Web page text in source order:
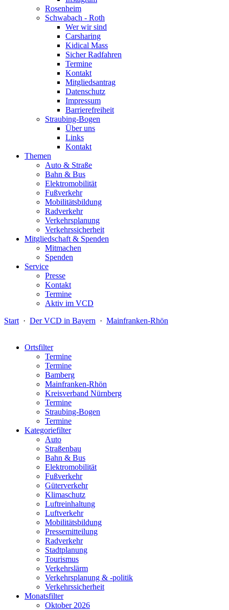
Rosenheim
Schwabach - Roth
Wer wir sind
Carsharing
Kidical Mass
Sicher Radfahren
Termine
Kontakt
Mitgliedsantrag
Datenschutz
Impressum
Barrierefreiheit
Straubing-Bogen
Über uns
Links
Kontakt
Themen
Auto & Straße
Bahn & Bus
Elektromobilität
Fußverkehr
Mobilitätsbildung
Radverkehr
Verkehrsplanung
Verkehrssicherheit
Mitgliedschaft & Spenden
Mitmachen
Spenden
Service
Presse
Kontakt
Termine
Aktiv im VCD
Start · Der VCD in Bayern · Mainfranken-Rhön
Ortsfilter
Termine
Termine
Bamberg
Mainfranken-Rhön
Kreisverband Nürnberg
Termine
Straubing-Bogen
Termine
Kategoriefilter
Auto
Straßenbau
Bahn & Bus
Elektromobilität
Fußverkehr
Güterverkehr
Klimaschutz
Luftreinhaltung
Luftverkehr
Mobilitätsbildung
Pressemitteilung
Radverkehr
Stadtplanung
Tourismus
Verkehrslärm
Verkehrsplanung & -politik
Verkehrssicherheit
Monatsfilter
Oktober 2026